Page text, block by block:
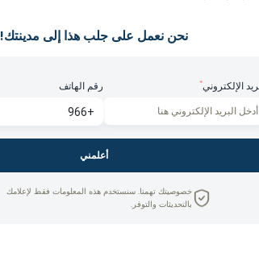
نحن نعمل على جلب هذا إلى مدينتك!
الإلكتروني* رقم الهاتف
أعلمني
خصوصيتك تهمنا. سنستخدم هذه المعلومات فقط لإعلامك
بالتحديثات والتوفر.